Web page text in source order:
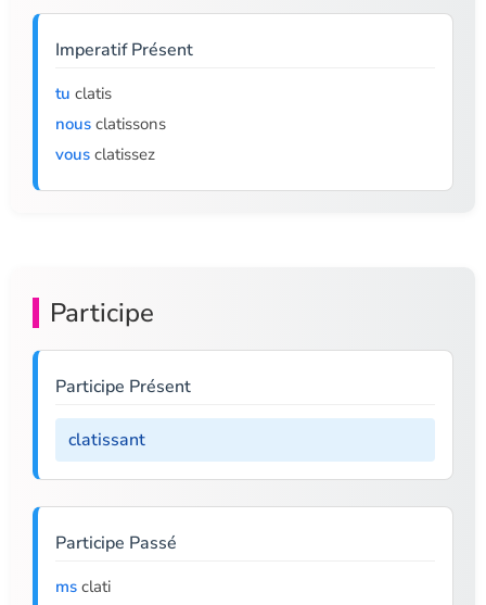
Imperatif Présent
tu clatis
nous clatissons
vous clatissez
Participe
Participe Présent
clatissant
Participe Passé
ms clati